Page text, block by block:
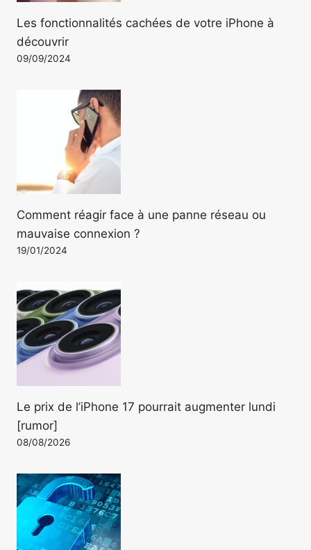
Les fonctionnalités cachées de votre iPhone à
découvrir
09/09/2024
Comment réagir face à une panne réseau ou
mauvaise connexion ?
19/01/2024
Le prix de l’iPhone 17 pourrait augmenter lundi
[rumor]
08/08/2026